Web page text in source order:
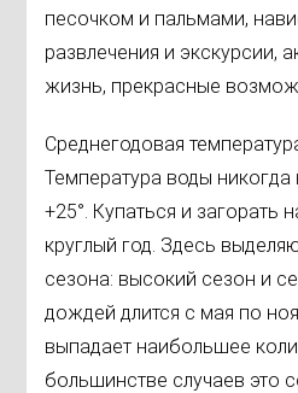
песочком и пальмами,
развлечения и экскурсии,
жизнь, прекрасные
Среднегодовая
Температура воды
+25°. Купаться и загорать
круглый год. Здесь
сезона: высокий сезон и
дождей длится с мая по
выпадает наибольшее
большинстве случаев это